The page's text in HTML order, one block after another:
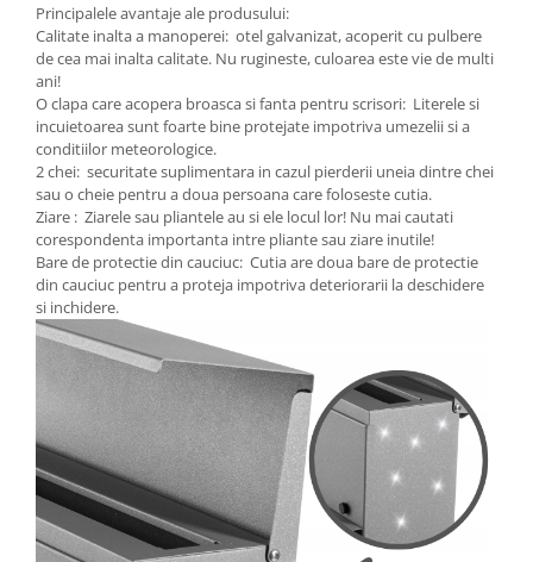
Principalele avantaje ale produsului:
Calitate inalta a manoperei: otel galvanizat, acoperit cu pulbere
de cea mai inalta calitate. Nu rugineste, culoarea este vie de multi
ani!
O clapa care acopera broasca si fanta pentru scrisori: Literele si
incuietoarea sunt foarte bine protejate impotriva umezelii si a
conditiilor meteorologice.
2 chei: securitate suplimentara in cazul pierderii uneia dintre chei
sau o cheie pentru a doua persoana care foloseste cutia.
Ziare : Ziarele sau pliantele au si ele locul lor! Nu mai cautati
corespondenta importanta intre pliante sau ziare inutile!
Bare de protectie din cauciuc: Cutia are doua bare de protectie
din cauciuc pentru a proteja impotriva deteriorarii la deschidere
si inchidere.